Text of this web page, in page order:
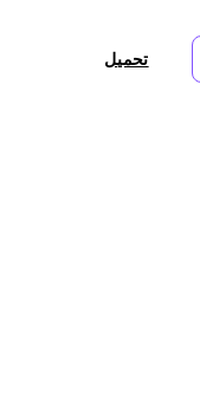
تحميل